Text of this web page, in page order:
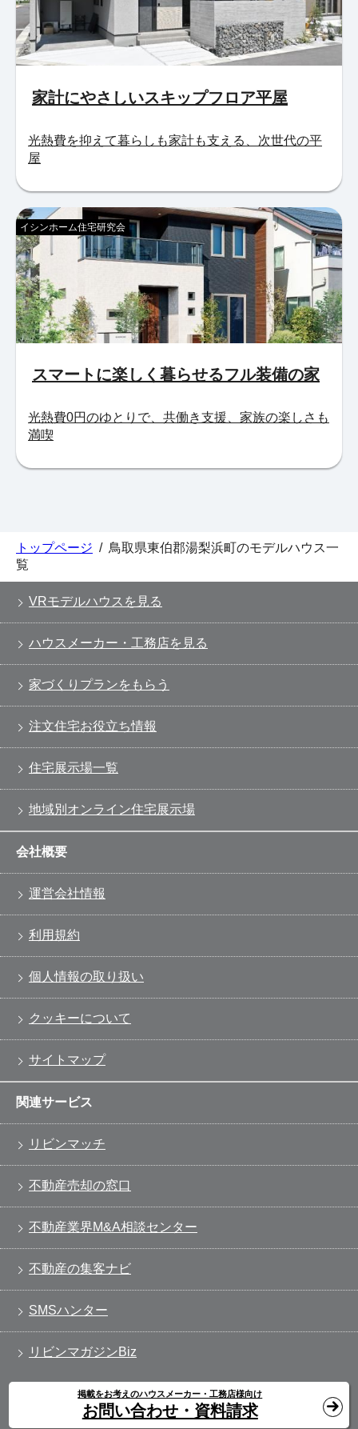
家計にやさしいスキップフロア平屋
光熱費を抑えて暮らしも家計も支える、次世代の平
屋
スマートに楽しく暮らせるフル装備の家
イシンホーム住宅研究会
光熱費0円のゆとりで、共働き支援、家族の楽しさも
満喫
トップページ / 鳥取県東伯郡湯梨浜町のモデルハウス一
覧
VRモデルハウスを見る
ハウスメーカー・工務店を見る
家づくりプランをもらう
注文住宅お役立ち情報
住宅展示場一覧
地域別オンライン住宅展示場
会社概要
運営会社情報
利用規約
個人情報の取り扱い
クッキーについて
サイトマップ
関連サービス
リビンマッチ
不動産売却の窓口
不動産業界M&A相談センター
不動産の集客ナビ
SMSハンター
リビンマガジンBiz
掲載をお考えのハウスメーカー・工務店様向け
お問い合わせ・資料請求